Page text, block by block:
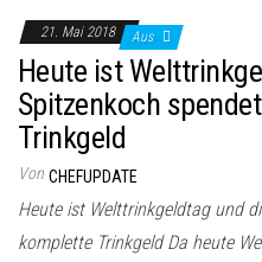
21. Mai 2018 Aus
Heute ist
Spitzenkoch
Trinkgeld
Von CHEFUPDATE
Heute ist Welttrinkgeldtag und
komplette Trinkgeld Da heute